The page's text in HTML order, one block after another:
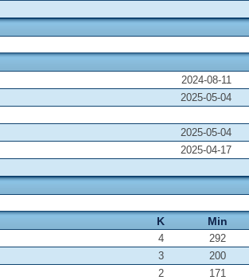
2024-08-11
2025-05-04
2025-05-04
2025-04-17
K Min
4
292
3
200
2
171